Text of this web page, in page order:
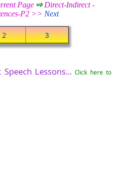
Page ⇨Direct-Indirect -
P2 >> Next
2 3
Lessons... Click here to